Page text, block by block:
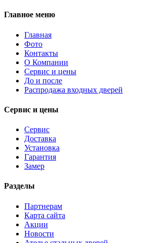
Главное меню
Главная
Фото
Контакты
О Компании
Сервис и цены
До и после
Распродажа входных дверей
Сервис и цены
Сервис
Доставка
Установка
Гарантия
Замер
Разделы
Партнерам
Карта сайта
Акции
Новости